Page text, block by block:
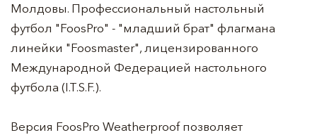
Молдовы. Профессиональный настольный
футбол "FoosPro" - "младший брат" флагмана
линейки "Foosmaster", лицензированного
Международной Федерацией настольного
футбола (I.T.S.F.).
Версия FoosPro Weatherproof позволяет